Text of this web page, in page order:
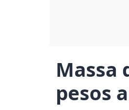
Massa
pesos